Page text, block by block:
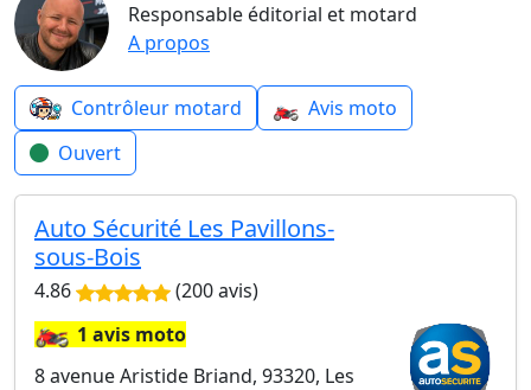
Responsable éditorial et motard
A propos
Contrôleur motard 🏍️ Avis moto
Ouvert
Auto Sécurité Les Pavillons-
sous-Bois
4.86 (200 avis)
🏍️1 avis moto
8 avenue Aristide Briand, 93320, Les